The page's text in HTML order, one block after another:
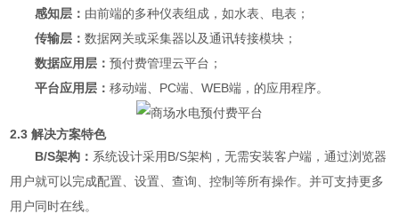
感知层： 由前端的多种仪表组成，如水表、电表；
传输层：数据网关或采集器以及通讯转接模块；
数据应用层：预付费管理云平台；
平台应用层：移动端、PC端、WEB端，的应用程序。
2.3 解决方案特色
B/S架构： 系统设计采用B/S架构，无需安装客户端，通过浏览器
用户就可以完成配置、设置、查询、控制等所有操作。并可支持更多
用户同时在线。